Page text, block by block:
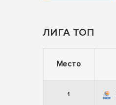
ЛИГА ТОП
Место
1